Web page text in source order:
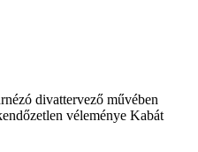
divattervező művében
véleménye Kabát